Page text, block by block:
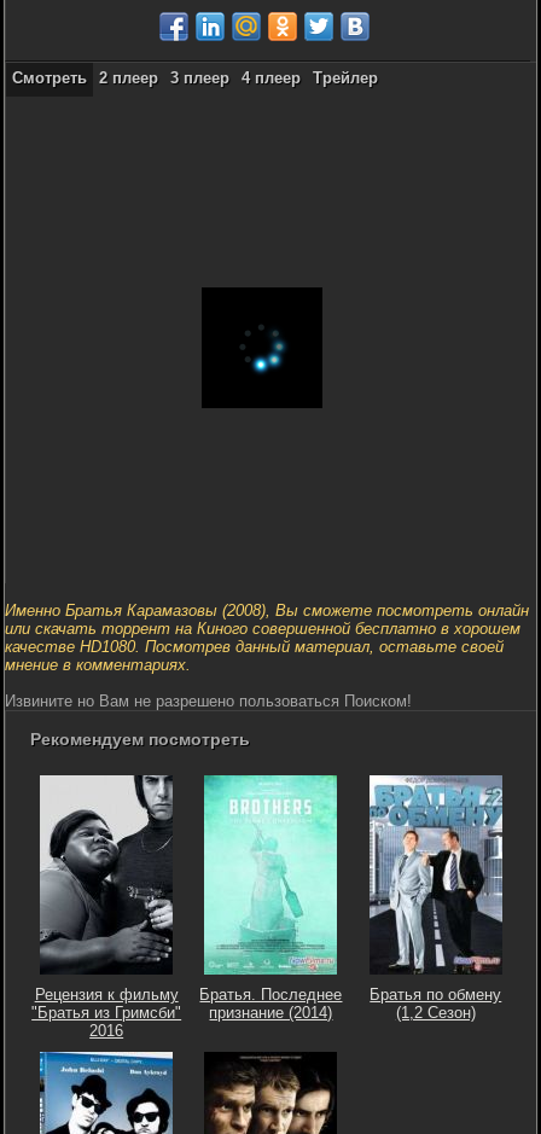
Смотреть 2 плеер 3 плеер 4 плеер Трейлер
Именно Братья Карамазовы (2008), Вы сможете посмотреть онлайн
или скачать торрент на Киного совершенной бесплатно в хорошем
качестве HD1080. Посмотрев данный материал, оставьте своей
мнение в комментариях.
Извините но Вам не разрешено пользоваться Поиском!
Рекомендуем посмотреть
Рецензия к фильму
"Братья из Гримсби"
2016
Братья. Последнее
признание (2014)
Братья по обмену
(1,2 Сезон)